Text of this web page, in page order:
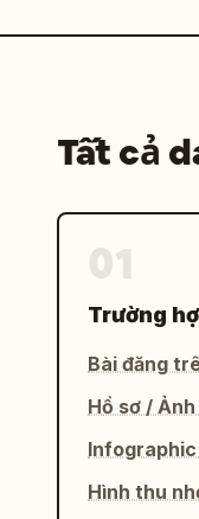
        }
      }
    "footer": {
      "content": "1 câu tóm tắt về cơ chế khí hậu toàn cầu"
  }
Tất cả
Trường
Bài đăng
Hồ sơ /
Infographic
Hình thu